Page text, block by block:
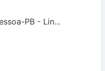
PB - Lin...